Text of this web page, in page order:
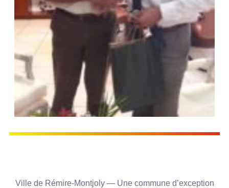
Ville de Rémire-Montjoly — Une commune d’exception